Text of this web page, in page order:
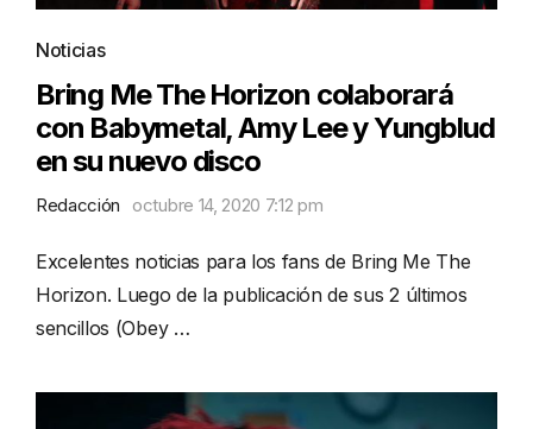
Noticias
Bring Me The Horizon colaborará
con Babymetal, Amy Lee y Yungblud
en su nuevo disco
Redacción octubre 14, 2020 7:12 pm
Excelentes noticias para los fans de Bring Me The
Horizon. Luego de la publicación de sus 2 últimos
sencillos (Obey …